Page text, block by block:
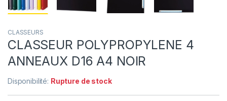
CLASSEURS
CLASSEUR POLYPROPYLENE 4
ANNEAUX D16 A4 NOIR
Disponibilité: Rupture de stock